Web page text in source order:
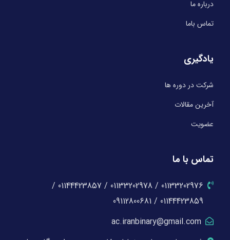
درباره ما
تماس باما
یادگیری
شرکت در دوره ها
آخرین مقالات
عضویت
تماس با ما
01133202976 / 01133202978 / 01144423857 /
01144423859 / 09112800681
ac.iranbinary@gmail.com